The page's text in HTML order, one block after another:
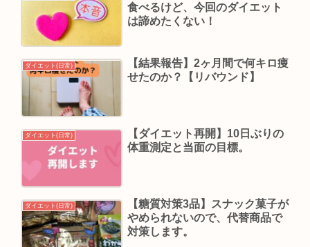
食べるけど、今回のダイエット
は諦めたくない！
ダイエット(日常)
【結果報告】2ヶ月間で何キロ痩
せたのか？【リバウンド】
ダイエット(日常)
【ダイエット再開】10日ぶりの
体重測定と当面の目標。
ダイエット(日常)
【糖質対策3品】スナック菓子が
やめられないので、代替商品で
対策します。